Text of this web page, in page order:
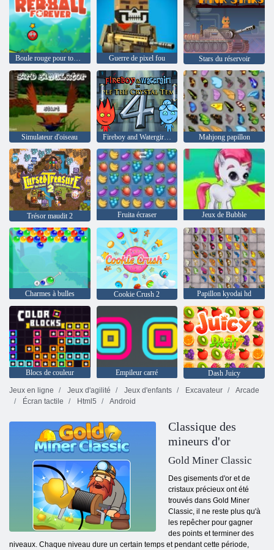
Boule rouge pour toujours Guerre de pixel fou Stars du réservoir
Simulateur d'oiseau Fireboy and Watergirl 4: The Crystal Temple Mahjong papillon
Trésor maudit 2 Fruita écraser Jeux de Bubble
Charmes à bulles Cookie Crush 2 Papillon kyodai hd
Blocs de couleur Empileur carré
Dash Juicy
Jeux en ligne
Jeux d'agilité Jeux d'enfants Excavateur
Arcade
Écran tactile
Html5 Android
Classique des
mineurs d'or
Gold Miner Classic
Des gisements d'or et de
cristaux précieux ont été
trouvés dans Gold Miner
Classic, il ne reste plus qu'à
les repêcher pour gagner
des points et terminer des
niveaux. Chaque niveau dure un certain temps et pendant cette période,